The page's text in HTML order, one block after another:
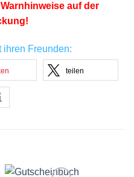
auf der
ihren Freunden:
teilen